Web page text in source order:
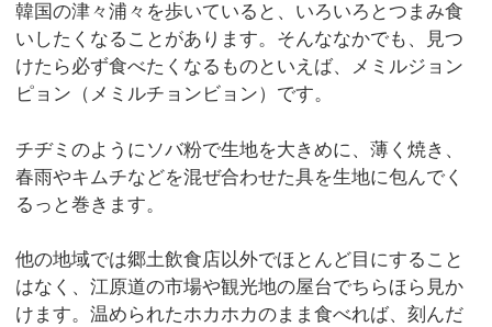
韓国の津々浦々を歩いていると、いろいろとつまみ食
いしたくなることがあります。そんななかでも、見つ
けたら必ず食べたくなるものといえば、メミルジョン
ピョン（メミルチョンビョン）です。
チヂミのようにソバ粉で生地を大きめに、薄く焼き、
春雨やキムチなどを混ぜ合わせた具を生地に包んでく
るっと巻きます。
他の地域では郷土飲食店以外でほとんど目にすること
はなく、江原道の市場や観光地の屋台でちらほら見か
けます。温められたホカホカのまま食べれば、刻んだ